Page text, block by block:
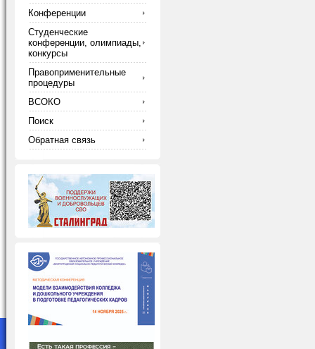
Конференции
Студенческие
конференции, олимпиады,
конкурсы
Правоприменительные
процедуры
ВСОКО
Поиск
Обратная связь